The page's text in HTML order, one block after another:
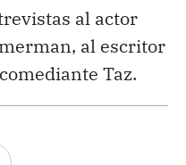
al actor
al escritor
Taz.